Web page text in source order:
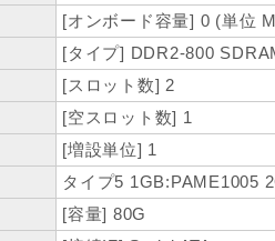
[オンボード容量] 0 (単位
[タイプ] DDR2-800
[スロット数] 2
[空スロット数] 1
[増設単位] 1
タイプ5 1GB:PAME1005
[容量] 80G